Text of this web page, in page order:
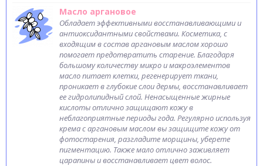
Масло аргановое
Обладает эффективными восстанавливающими и
антиоксидантными свойствами. Косметика, с
входящим в состав аргановым маслом хорошо
помогает предотвратить старение. Благодаря
большому количеству микро и макроэлементов
масло питает клетки, регенерирует ткани,
проникает в глубокие слои дермы, восстанавливает
ее гидролипидный слой. Ненасыщенные жирные
кислоты отлично защищают кожу в
неблагоприятные периоды года. Регулярно используя
крема с аргановым маслом вы защищите кожу от
фотостарения, разгладите морщины, уберете
пигментацию. Также мало отлично заживляет
царапины и восстанавливает цвет волос.